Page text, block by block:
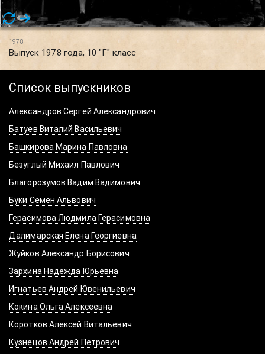
1978
Выпуск 1978 года, 10 "Г" класс
Список выпускников
Александров Сергей Александрович
Батуев Виталий Васильевич
Башкирова Марина Павловна
Безуглый Михаил Павлович
Благорозумов Вадим Вадимович
Буки Семён Альвович
Герасимова Людмила Герасимовна
Далимарская Елена Георгиевна
Жуйков Александр Борисович
Зархина Надежда Юрьевна
Игнатьев Андрей Ювенильевич
Кокина Ольга Алексеевна
Коротков Алексей Витальевич
Кузнецов Андрей Петрович